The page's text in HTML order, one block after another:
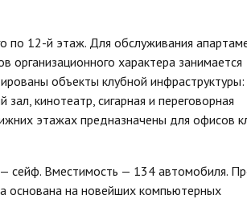
по 12-й этаж. Для обслуживания
организационного характера занимается
объекты клубной инфраструктуры:
кинотеатр, сигарная и переговорная
этажах предназначены для офисов
сейф. Вместимость — 134 автомобиля.
основана на новейших компьютерных